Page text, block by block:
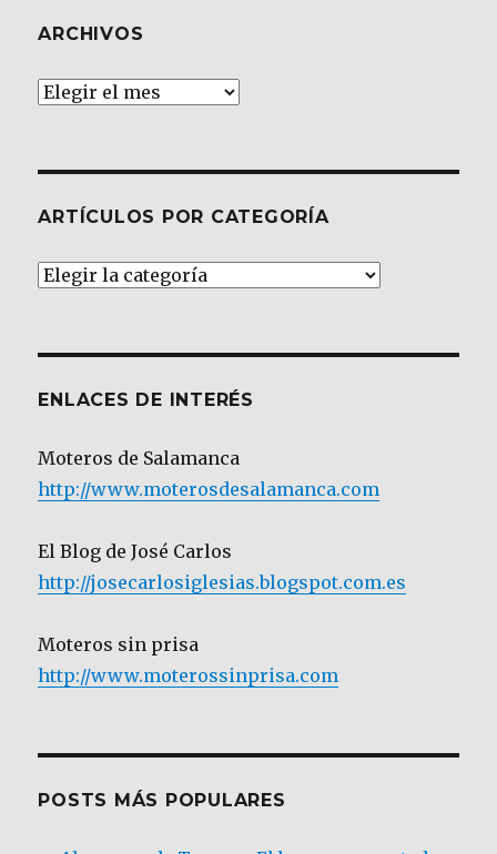
ARCHIVOS
Archivos
ARTÍCULOS POR CATEGORÍA
Artículos
ENLACES DE INTERÉS
Moteros de Salamanca
http://www.moterosdesalamanca.com
El Blog de José Carlos
http://josecarlosiglesias.blogspot.com.es
Moteros sin prisa
http://www.moterossinprisa.com
POSTS MÁS POPULARES